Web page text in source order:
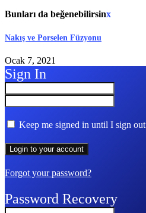
Bunları da beğenebilirsinx
Nakış ve Porselen Füzyonu
Ocak 7, 2021
Sign In
Keep me signed in until I sign out
Forgot your password?
Password Recovery